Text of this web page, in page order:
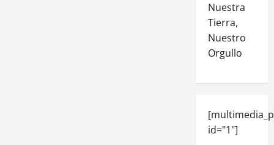
Nuestra
Tierra,
Nuestro
Orgullo
id="1"]